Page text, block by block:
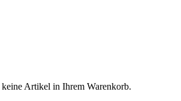
keine Artikel in Ihrem Warenkorb.